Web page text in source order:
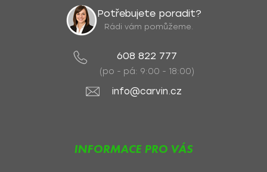
Potřebujete poradit?
Rádi vám pomůžeme.
608 822 777
(po - pá: 9:00 - 18:00)
info@carvin.cz
INFORMACE PRO VÁS